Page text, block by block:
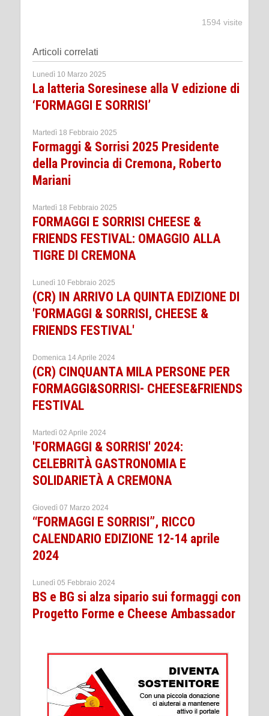
1594 visite
Articoli correlati
Lunedì 10 Marzo 2025
La latteria Soresinese alla V edizione di
‘FORMAGGI E SORRISI’
Martedì 18 Febbraio 2025
Formaggi & Sorrisi 2025 Presidente
della Provincia di Cremona, Roberto
Mariani
Martedì 18 Febbraio 2025
FORMAGGI E SORRISI CHEESE &
FRIENDS FESTIVAL: OMAGGIO ALLA
TIGRE DI CREMONA
Lunedì 10 Febbraio 2025
(CR) IN ARRIVO LA QUINTA EDIZIONE DI
'FORMAGGI & SORRISI, CHEESE &
FRIENDS FESTIVAL'
Domenica 14 Aprile 2024
(CR) CINQUANTA MILA PERSONE PER
FORMAGGI&SORRISI- CHEESE&FRIENDS
FESTIVAL
Martedì 02 Aprile 2024
'FORMAGGI & SORRISI' 2024:
CELEBRITÀ GASTRONOMIA E
SOLIDARIETÀ A CREMONA
Giovedì 07 Marzo 2024
“FORMAGGI E SORRISI”, RICCO
CALENDARIO EDIZIONE 12-14 aprile
2024
Lunedì 05 Febbraio 2024
BS e BG si alza sipario sui formaggi con
Progetto Forme e Cheese Ambassador